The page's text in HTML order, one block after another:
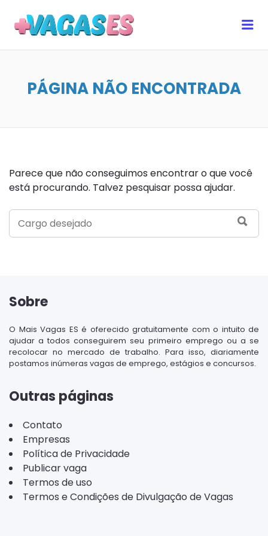
PÁGINA NÃO ENCONTRADA
Parece que não conseguimos encontrar o que você
está procurando. Talvez pesquisar possa ajudar.
SEARCH
FOR:
Sobre
O Mais Vagas ES é oferecido gratuitamente com o intuito de
ajudar a todos conseguirem seu primeiro emprego ou a se
recolocar no mercado de trabalho. Para isso, diariamente
postamos inúmeras vagas de emprego, estágios e concursos.
Outras páginas
Contato
Empresas
Política de Privacidade
Publicar vaga
Termos de uso
Termos e Condições de Divulgação de Vagas